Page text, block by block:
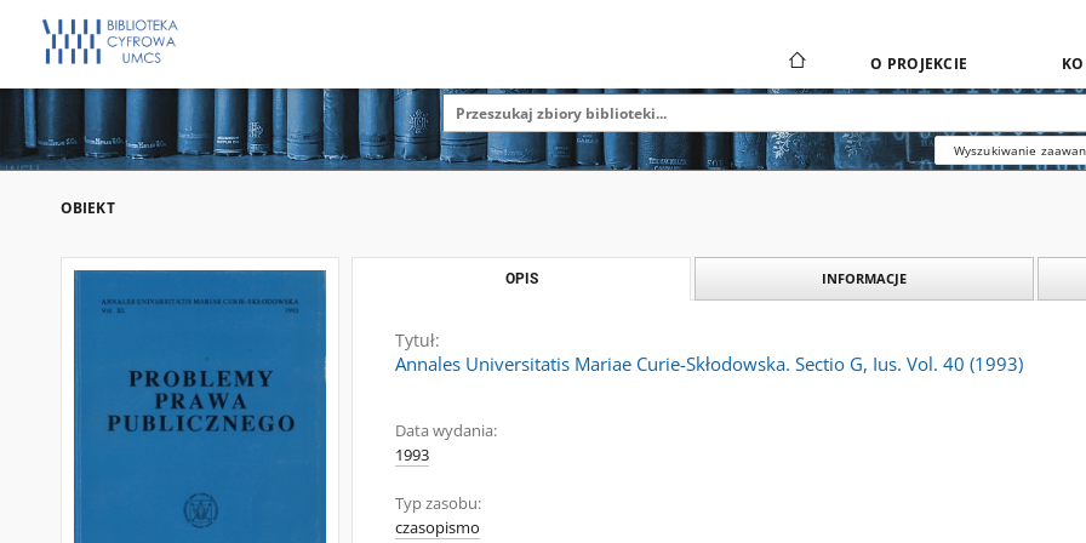
O PROJEKCIE
Wyszukiwanie
OBIEKT
OPIS INFORMACJE
Tytuł:
Annales Universitatis Mariae Curie-Skłodowska. Sectio G, Ius. Vol. 40 (1993)
Data wydania:
1993
Typ zasobu:
czasopismo